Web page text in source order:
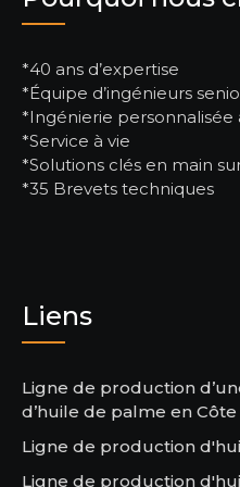
*40 ans d’expertise
*Équipe d’ingénieurs
*Ingénierie
*Service à vie
*Solutions clés en main
*35 Brevets techniques
Liens
Ligne de production
d’huile de palme en Côte
Ligne de production
Ligne de production